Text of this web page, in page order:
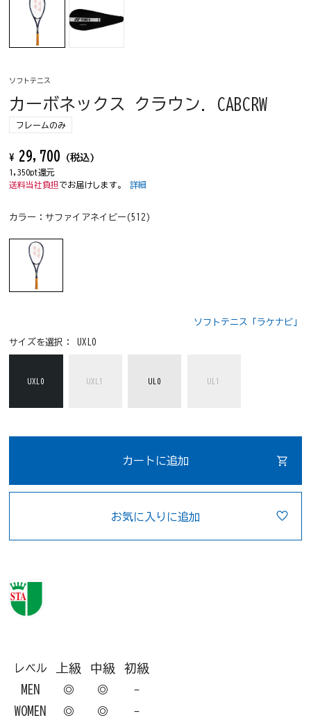
ソフトテニス
カーボネックス クラウン. CABCRW
フレームのみ
¥ 29,700 (税込)
1,350pt還元
送料当社負担 でお届けします。詳細
カラー：サファイアネイビー(512)
ソフトテニス「ラケナビ」
サイズを選択：UXL0
UXL0 UXL1 UL0 UL1
カートに追加
お気に入りに追加
レベル 上級 中級
初級
MEN
◎ ◎ -
WOMEN ◎ ◎ -